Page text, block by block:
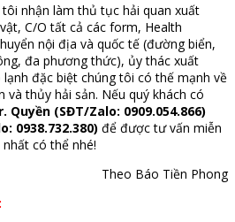
nhận làm thủ tục hải quan xuất
C/O tất cả các form, Health
nội địa và quốc tế (đường biển,
đa phương thức), ủy thác xuất
đặc biệt chúng tôi có thế mạnh về
và thủy hải sản. Nếu quý khách có
Quyền (SĐT/Zalo: 0909.054.866)
0938.732.380) để được tư vấn miễn
có thể nhé!
Theo Báo Tiền Phong